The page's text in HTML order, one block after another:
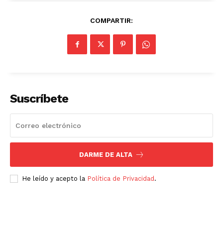
Luces
Del Siglo
COMPARTIR:
Suscríbete
DARME DE ALTA
He leído y acepto la Política de Privacidad .